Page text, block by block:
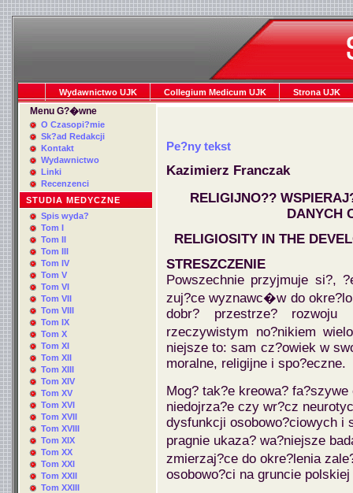
Strona UJK
Collegium Medicum UJK
Wydawnictwo UJK
Menu G?�wne
O Czasopi?mie
Sk?ad Redakcji
Kontakt
Wydawnictwo
Linki
Recenzenci
STUDIA MEDYCZNE
Spis wyda?
Tom I
Tom II
Tom III
Tom IV
Tom V
Tom VI
Tom VII
Tom VIII
Tom IX
Tom X
Tom XI
Tom XII
Tom XIII
Tom XIV
Tom XV
Tom XVI
Tom XVII
Tom XVIII
Tom XIX
Tom XX
Tom XXI
Tom XXII
Tom XXIII
Pe?ny tekst
Kazimierz Franczak
RELIGIJNO??
DANYCH
RELIGIOSITY IN THE
STRESZCZENIE
Powszechnie przyjmuje si?,
zuj?ce wyznawc�w do
dobr? przestrze?
rzeczywistym no?nikiem
niejsze to: sam cz?owiek w
moralne, religijne i spo?eczne.
Mog? tak?e kreowa?
niedojrza?e czy wr?cz
dysfunkcji osobowo?ciowych i
pragnie ukaza? wa?niejsze
zmierzaj?ce do okre?lenia
osobowo?ci na gruncie